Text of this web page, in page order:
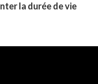
la durée de vie